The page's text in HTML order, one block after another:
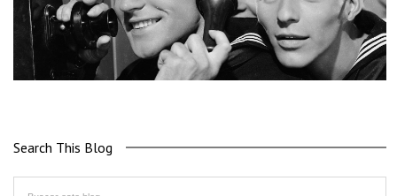
Search This Blog